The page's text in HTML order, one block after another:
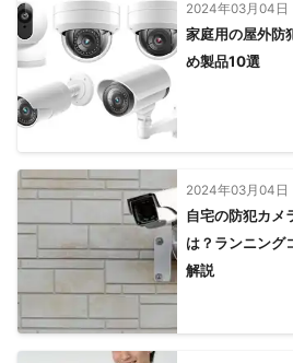
2024年03月04日
家庭用の屋外防
め製品10選
2024年03月04日
自宅の防犯カメ
は？ランニング
解説